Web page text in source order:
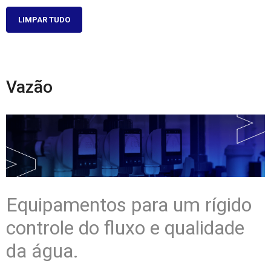
LIMPAR TUDO
Vazão
Equipamentos para um rígido
controle do fluxo e qualidade
da água.